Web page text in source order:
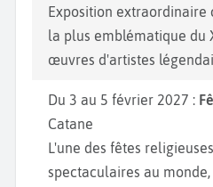
Exposition
la plus emblématique du
œuvres d'artistes
Du 3 au 5 février 2027 :
Catane
L'une des fêtes
spectaculaires au